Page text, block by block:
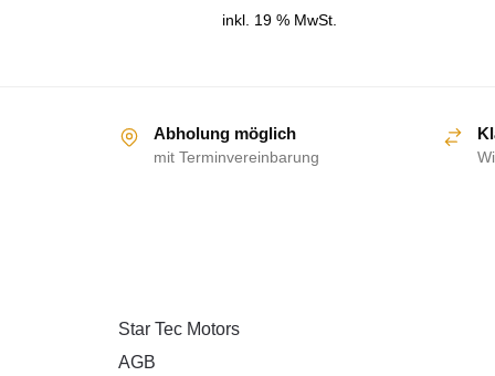
inkl. 19 % MwSt.
Abholung möglich
mit Terminvereinbarung
Star Tec Motors
AGB